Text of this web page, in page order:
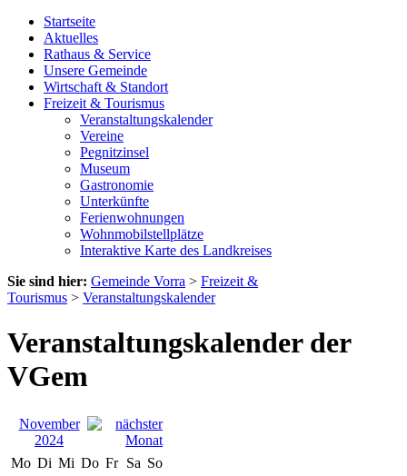
Startseite
Aktuelles
Rathaus & Service
Unsere Gemeinde
Wirtschaft & Standort
Freizeit & Tourismus
Veranstaltungskalender
Vereine
Pegnitzinsel
Museum
Gastronomie
Unterkünfte
Ferienwohnungen
Wohnmobilstellplätze
Interaktive Karte des Landkreises
Sie sind hier: Gemeinde Vorra > Freizeit &
Tourismus > Veranstaltungskalender
Veranstaltungskalender der
VGem
November
2024
Mo Di Mi Do Fr Sa So